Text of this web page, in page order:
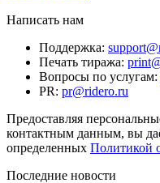
Написать нам
Поддержка:
Печать тиража:
Вопросы по услугам:
PR: pr@ridero.ru
Предоставляя
контактным данным, вы
определенных Политикой
Последние новости